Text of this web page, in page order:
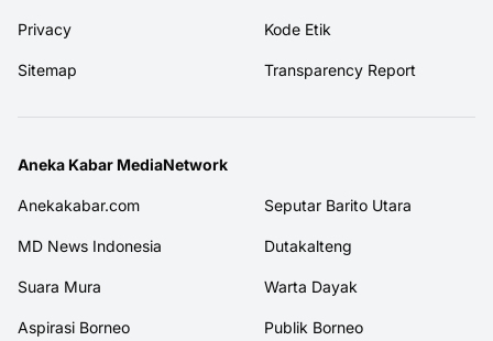
Privacy Kode Etik
Sitemap Transparency Report
Aneka Kabar MediaNetwork
Anekakabar.com Seputar Barito Utara
MD News Indonesia Dutakalteng
Suara Mura Warta Dayak
Aspirasi Borneo Publik Borneo